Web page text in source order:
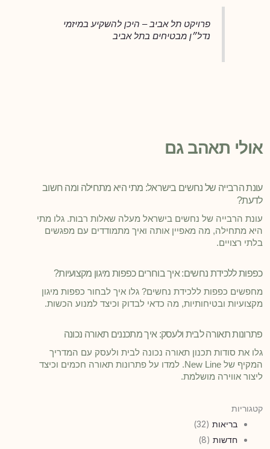
פרויקט תל אביב – היכן להשקיע במיזמי
נדל״ן מבטיחים בתל אביב
אולי תאהב גם
עונת הרבייה של נחשים בישראל: מתי היא מתחילה ומה חשוב
לדעת?
עונת הרבייה של נחשים בישראל מעלה שאלות רבות. גלו מתי
היא מתחילה, מה מאפיין אותה ואיך מתמודדים עם מפגשים
בלתי רצויים.
כפפות ללכידת נחשים: איך בוחרים כפפות מיגון מקצועיות?
מחפשים כפפות ללכידת נחשים? גלו איך לבחור כפפות מיגון
מקצועיות ובטיחותיות, מה כדאי לבדוק וכיצד למנוע הכשות.
פתרונות תאורה לבית ולעסק: איך מתכננים תאורה נכונה
גלו את סודות תכנון תאורה נכונה לבית ולעסק עם המדריך
המקיף של New Line. למדו על פתרונות תאורה חכמים וכיצד
ליצור אווירה מושלמת.
קטגוריות
בריאות (32)
חדשות (8)